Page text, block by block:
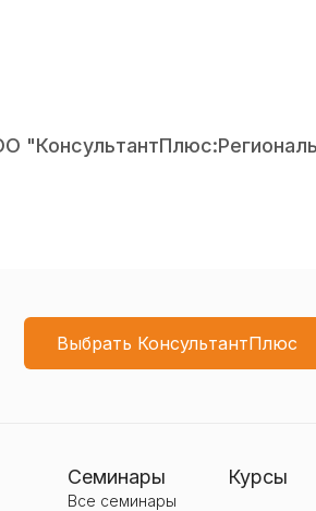
Выбрать КонсультантПлюс
Семинары
Все семинары
Курсы